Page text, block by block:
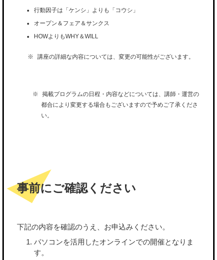
行動因子は「ケンシ」よりも「コウシ」
オープン＆フェア＆サンクス
HOWよりもWHY＆WILL
講座の詳細な内容については、変更の可能性がございます。
掲載プログラムの日程・内容などについては、講師・運営の
都合により変更する場合もございますので予めご了承くださ
い。
事前にご確認ください
下記の内容を確認のうえ、お申込みください。
パソコンを活用したオンラインでの開催となりま
す。